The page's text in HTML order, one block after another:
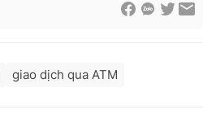
giao dịch qua ATM